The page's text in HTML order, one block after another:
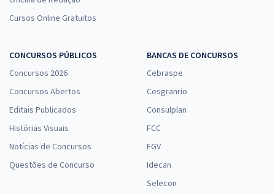
Cursos Online Gratuitos
CONCURSOS PÚBLICOS
Concursos 2026
Concursos Abertos
Editais Publicados
Histórias Visuais
Notícias de Concursos
Questões de Concurso
BANCAS DE CONCURSOS
Cebraspe
Cesgranrio
Consulplan
FCC
FGV
Idecan
Selecon